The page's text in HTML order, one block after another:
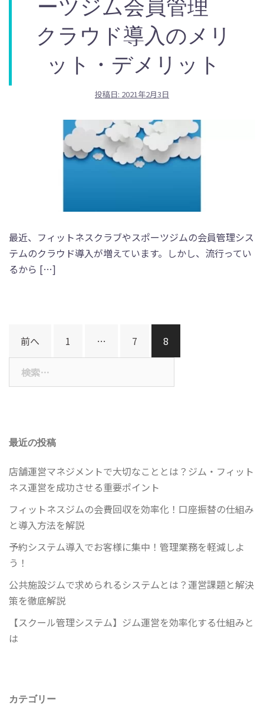
ーツジム会員管理
クラウド導入のメリ
ット・デメリット
投稿日: 2021年2月3日
最近、フィットネスクラブやスポーツジムの会員管理シス
テムのクラウド導入が増えています。しかし、流行ってい
るから […]
投
稿
ナ
ー
ョ
ン
前へ 1 … 7
8
最近の投稿
店舗運営マネジメントで大切なこととは？ジム・フィット
ネス運営を成功させる重要ポイント
フィットネスジムの会費回収を効率化！口座振替の仕組み
と導入方法を解説
予約システム導入でお客様に集中！管理業務を軽減しよ
う！
公共施設ジムで求められるシステムとは？運営課題と解決
策を徹底解説
【スクール管理システム】ジム運営を効率化する仕組みと
は
カテゴリー